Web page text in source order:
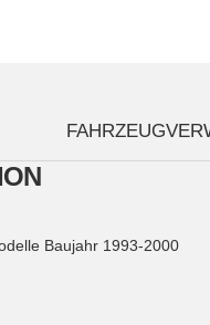
Baujahr 1993-2000